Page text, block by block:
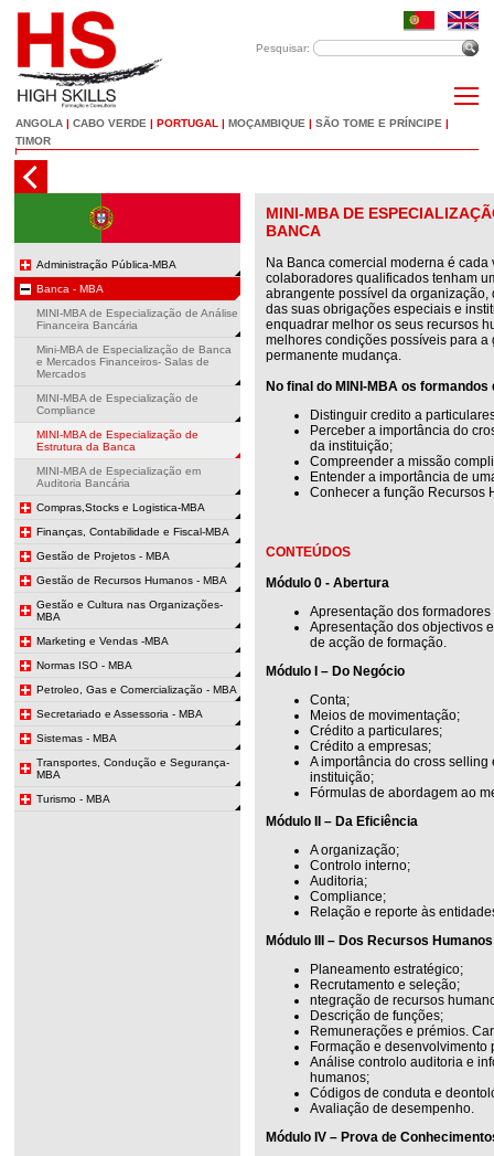
Pesquisar:
ANGOLA | CABO VERDE | PORTUGAL | MOÇAMBIQUE | SÃO TOME E PRÍNCIPE |
TIMOR
Administração Pública-MBA
Banca - MBA
MINI-MBA de Especialização de Análise
Financeira Bancária
Mini-MBA de Especialização de Banca
e Mercados Financeiros- Salas de
Mercados
MINI-MBA de Especialização de
Compliance
MINI-MBA de Especialização de
Estrutura da Banca
MINI-MBA de Especialização em
Auditoria Bancária
Compras,Stocks e Logistica-MBA
Finanças, Contabilidade e Fiscal-MBA
Gestão de Projetos - MBA
Gestão de Recursos Humanos - MBA
Gestão e Cultura nas Organizações-
MBA
Marketing e Vendas -MBA
Normas ISO - MBA
Petroleo, Gas e Comercialização - MBA
Secretariado e Assessoria - MBA
Sistemas - MBA
Transportes, Condução e Segurança-
MBA
Turismo - MBA
MINI-MBA DE
BANCA
Na Banca comercial moderna é
colaboradores qualificados tenham
abrangente possível da
das suas obrigações especiais e
enquadrar melhor os seus recursos
melhores condições possíveis para a
permanente mudança.
No final do MINI-MBA os
Distinguir credito a
Perceber a importância do
da instituição;
Compreender a missão
Entender a importância de
Conhecer a função Recursos
CONTEÚDOS
Módulo 0 - Abertura
Apresentação dos
Apresentação dos objectivos
de acção de formação.
Módulo I – Do Negócio
Conta;
Meios de movimentação;
Crédito a particulares;
Crédito a empresas;
A importância do cross
instituição;
Fórmulas de abordagem ao
Módulo II – Da Eficiência
A organização;
Controlo interno;
Auditoria;
Compliance;
Relação e reporte às
Módulo III – Dos Recursos Humanos
Planeamento estratégico;
Recrutamento e seleção;
ntegração de recursos
Descrição de funções;
Remunerações e prémios.
Formação e desenvolvimento
Análise controlo auditoria e
humanos;
Códigos de conduta e
Avaliação de desempenho.
Módulo IV – Prova de